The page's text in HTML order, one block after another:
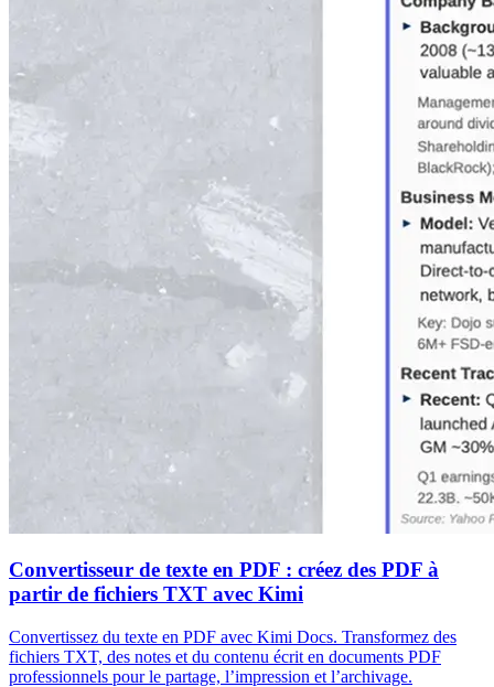
Convertisseur de texte en PDF : créez des PDF à
partir de fichiers TXT avec Kimi
Convertissez du texte en PDF avec Kimi Docs. Transformez des
fichiers TXT, des notes et du contenu écrit en documents PDF
professionnels pour le partage, l’impression et l’archivage.